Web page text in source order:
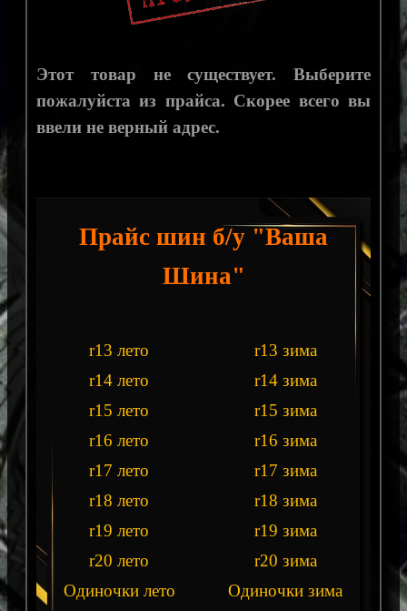
Этот товар не существует. Выберите
пожалуйста из прайса. Скорее всего вы
ввели не верный адрес.
Прайс шин б/у "Ваша
Шина"
r13 лето
r13 зима
r14 лето
r14 зима
r15 лето
r15 зима
r16 лето
r16 зима
r17 лето
r17 зима
r18 лето
r18 зима
r19 лето
r19 зима
r20 лето
r20 зима
Одиночки лето
Одиночки зима